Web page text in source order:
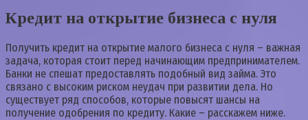
Кредит на открытие бизнеса с нуля
Получить кредит на открытие малого бизнеса с нуля – важная
задача, которая стоит перед начинающим предпринимателем.
Банки не спешат предоставлять подобный вид займа. Это
связано с высоким риском неудач при развитии дела. Но
существует ряд способов, которые повысят шансы на
получение одобрения по кредиту. Какие – расскажем ниже.